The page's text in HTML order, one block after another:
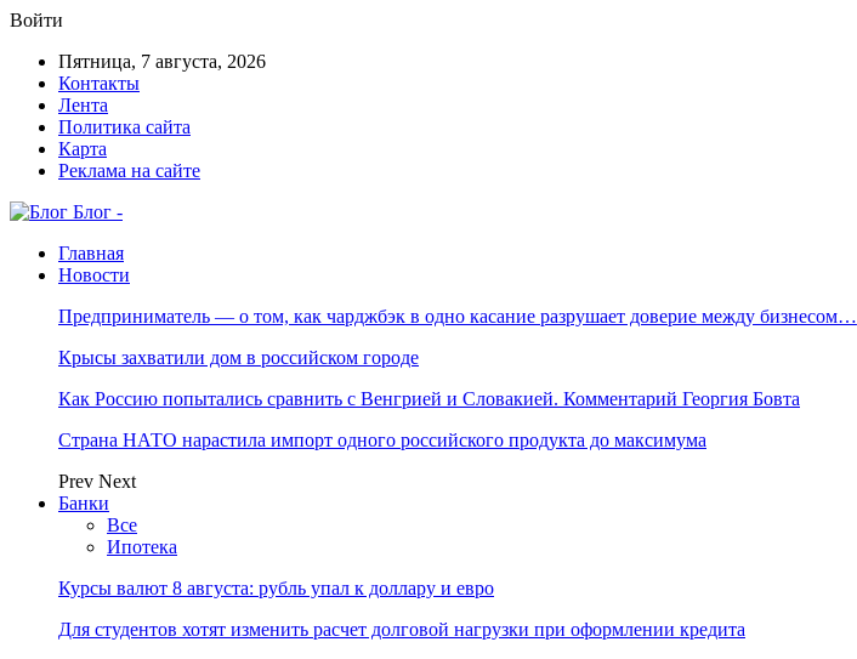
Войти
Пятница, 7 августа, 2026
Контакты
Лента
Политика сайта
Карта
Реклама на сайте
Блог -
Главная
Новости
Предприниматель — о том, как чарджбэк в одно касание разрушает доверие между бизнесом…
Крысы захватили дом в российском городе
Как Россию попытались сравнить с Венгрией и Словакией. Комментарий Георгия Бовта
Страна НАТО нарастила импорт одного российского продукта до максимума
Prev Next
Банки
Все
Ипотека
Курсы валют 8 августа: рубль упал к доллару и евро
Для студентов хотят изменить расчет долговой нагрузки при оформлении кредита